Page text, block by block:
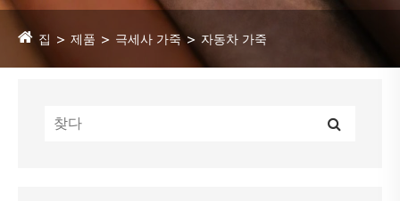
집 제품 극세사 가죽 자동차 가죽